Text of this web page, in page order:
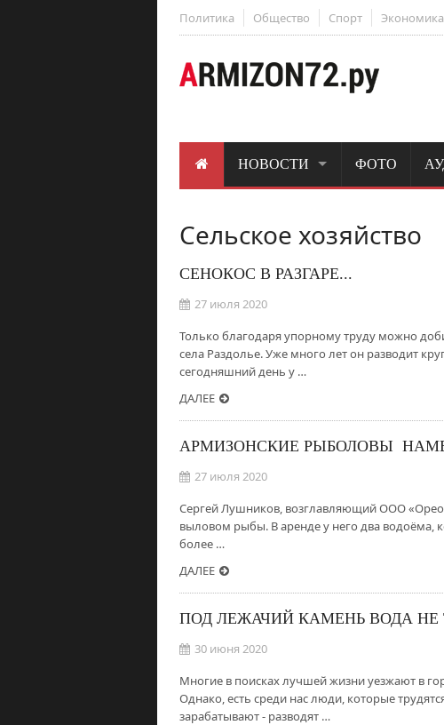
Политика Общество Спорт Экономика
НОВОСТИ ФОТО
Сельское хозяйство
СЕНОКОС В РАЗГАРЕ...
27 июля 2020
Только благодаря упорному труду можно
села Раздолье. Уже много лет он разводит
сегодняшний день у …
ДАЛЕЕ
АРМИЗОНСКИЕ РЫБОЛОВЫ
27 июля 2020
Сергей Лушников, возглавляющий ООО
выловом рыбы. В аренде у него два
более …
ДАЛЕЕ
ПОД ЛЕЖАЧИЙ КАМЕНЬ ВОДА НЕ
30 июня 2020
Многие в поисках лучшей жизни уезжают в
Однако, есть среди нас люди, которые
зарабатывают - разводят …